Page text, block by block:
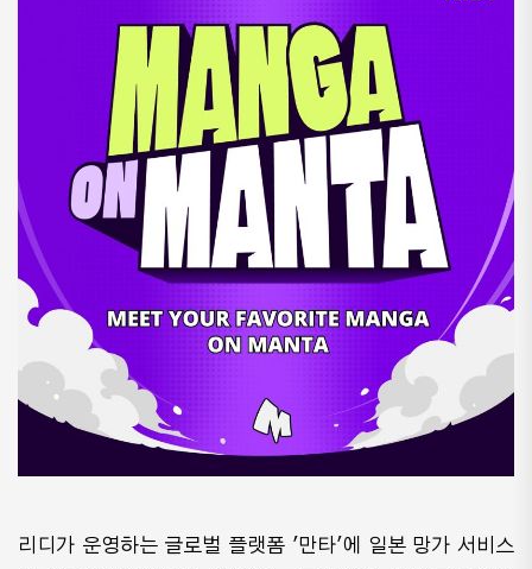
리디가 운영하는 글로벌 플랫폼 '만타'에 일본 망가 서비스